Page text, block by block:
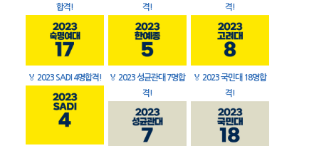
합격!
격!
격!
🏅 2023 SADI 4명합격! 🏅 2023 성균관대 7명합
격!
🏅 2023 국민대 18명합
격!